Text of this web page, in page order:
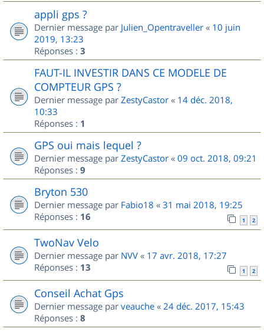
appli gps ?
Dernier message par Julien_Opentraveller « 10 juin
2019, 13:23
Réponses : 3
FAUT-IL INVESTIR DANS CE MODELE DE
COMPTEUR GPS ?
Dernier message par ZestyCastor « 14 déc. 2018,
10:33
Réponses : 1
GPS oui mais lequel ?
Dernier message par ZestyCastor « 09 oct. 2018, 09:21
Réponses : 9
Bryton 530
Dernier message par Fabio18 « 31 mai 2018, 19:25
Réponses : 16 1 2
TwoNav Velo
Dernier message par NVV « 17 avr. 2018, 17:27
Réponses : 13 1 2
Conseil Achat Gps
Dernier message par veauche « 24 déc. 2017, 15:43
Réponses : 8